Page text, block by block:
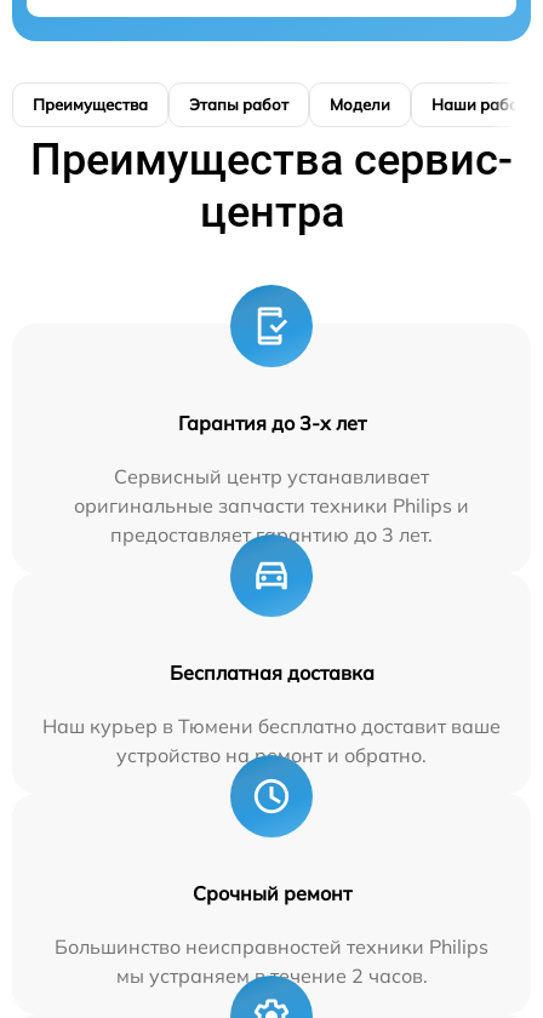
Преимущества Этапы работ Модели Наши работы
Преимущества сервис-
центра
Гарантия до 3-х лет
Сервисный центр устанавливает
оригинальные запчасти техники Philips и
предоставляет гарантию до 3 лет.
Бесплатная доставка
Наш курьер в Тюмени бесплатно доставит ваше
устройство на ремонт и обратно.
Срочный ремонт
Большинство неисправностей техники Philips
мы устраняем в течение 2 часов.